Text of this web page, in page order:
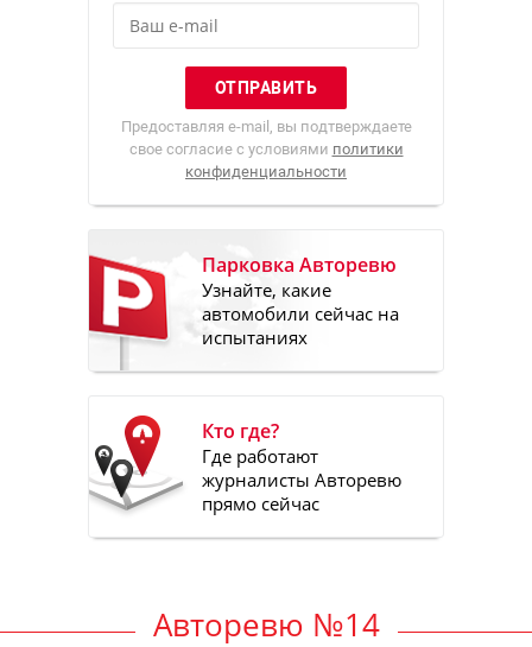
Предоставляя e-mail, вы подтверждаете
свое согласие с условиями политики
конфиденциальности
Парковка Авторевю
Узнайте, какие
автомобили сейчас на
испытаниях
Кто где?
Где работают
журналисты Авторевю
прямо сейчас
Авторевю №14